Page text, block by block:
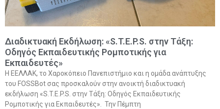
Διαδικτυακή Εκδήλωση: «S.T.E.P.S. στην Τάξη:
Οδηγός Εκπαιδευτικής Ρομποτικής για
Εκπαιδευτές»
Η ΕΕΛΛΑΚ, το Χαροκόπειο Πανεπιστήμιο και η ομάδα ανάπτυξης
του FOSSBot σας προσκαλούν στην ανοικτή διαδικτυακή
εκδήλωση «S.T.E.P.S. στην Τάξη: Οδηγός Εκπαιδευτικής
Ρομποτικής για Εκπαιδευτές». Την Πέμπτη